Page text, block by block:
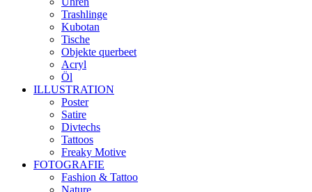
Trashlinge
Kubotan
Tische
Objekte querbeet
Acryl
Öl
ILLUSTRATION
Poster
Satire
Divtechs
Tattoos
Freaky Motive
FOTOGRAFIE
Fashion & Tattoo
Nature